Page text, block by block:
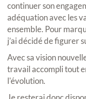
continuer son
adéquation avec les
ensemble. Pour
j’ai décidé de figurer
Avec sa vision
travail accompli tout
l'évolution.